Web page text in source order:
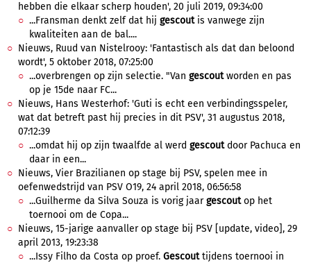
hebben die elkaar scherp houden', 20 juli 2019, 09:34:00
...Fransman denkt zelf dat hij gescoutis vanwege zijn
kwaliteiten aan de bal....
Nieuws, Ruud van Nistelrooy: 'Fantastisch als dat dan beloond
wordt', 5 oktober 2018, 07:25:00
...overbrengen op zijn selectie. "Van gescoutworden en pas
op je 15de naar FC...
Nieuws, Hans Westerhof: 'Guti is echt een verbindingsspeler,
wat dat betreft past hij precies in dit PSV', 31 augustus 2018,
07:12:39
...omdat hij op zijn twaalfde al werd gescoutdoor Pachuca en
daar in een...
Nieuws, Vier Brazilianen op stage bij PSV, spelen mee in
oefenwedstrijd van PSV O19, 24 april 2018, 06:56:58
...Guilherme da Silva Souza is vorig jaargescoutop het
toernooi om de Copa...
Nieuws, 15-jarige aanvaller op stage bij PSV [update, video], 29
april 2013, 19:23:38
...Issy Filho da Costa op proef. Gescouttijdens toernooi in